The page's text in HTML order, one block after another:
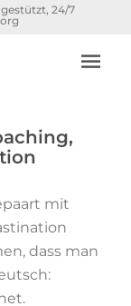
24/7
mit
dass man